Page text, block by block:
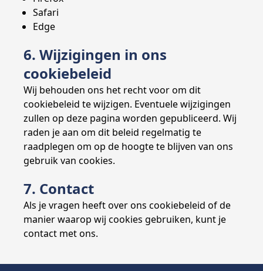
Safari
Edge
6. Wijzigingen in ons
cookiebeleid
Wij behouden ons het recht voor om dit
cookiebeleid te wijzigen. Eventuele wijzigingen
zullen op deze pagina worden gepubliceerd. Wij
raden je aan om dit beleid regelmatig te
raadplegen om op de hoogte te blijven van ons
gebruik van cookies.
7. Contact
Als je vragen heeft over ons cookiebeleid of de
manier waarop wij cookies gebruiken, kunt je
contact met ons.